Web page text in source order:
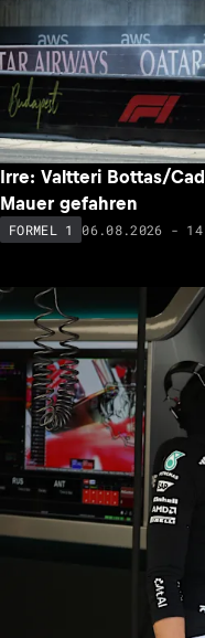
Irre: Valtteri Bottas/
Mauer gefahren
FORMEL 1 06.08.2026 -